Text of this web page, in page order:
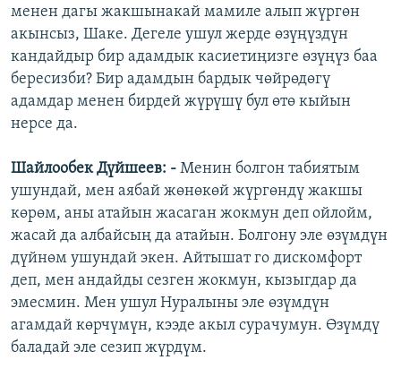
менен дагы жакшынакай мамиле алып жүргөн
акынсыз, Шаке. Дегеле ушул жерде өзүңүздүн
кандайдыр бир адамдык касиетиңизге өзүңүз баа
бересизби? Бир адамдын бардык чөйрөдөгү
адамдар менен бирдей жүрүшү бул өтө кыйын
нерсе да.
Шайлообек Дүйшеев: - Менин болгон табиятым
ушундай, мен аябай жөнөкөй жүргөндү жакшы
көрөм, аны атайын жасаган жокмун деп ойлойм,
жасай да албайсың да атайын. Болгону эле өзүмдүн
дүйнөм ушундай экен. Айтышат го дискомфорт
деп, мен андайды сезген жокмун, кызыгдар да
эмесмин. Мен ушул Нуралыны эле өзүмдүн
агамдай көрчүмүн, кээде акыл сурачумун. Өзүмдү
баладай эле сезип жүрдүм.